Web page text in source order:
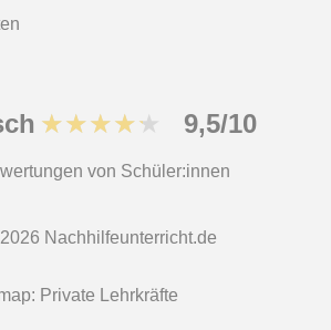
★★★★★ 9,5/10
von Schüler:innen
Nachhilfeunterricht.de
Private Lehrkräfte